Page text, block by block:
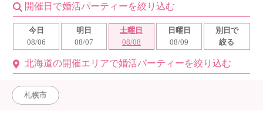
お問い合わせ
利用規約
個人情報保護方針launch
子どもの安全基準に関するポリシー
開催日で婚活パーティーを絞り込む
今日
08/06
明日
08/07
土曜日
08/08
日曜日
08/09
別日で
絞る
北海道の開催エリアで婚活パーティーを絞り込む
札幌市